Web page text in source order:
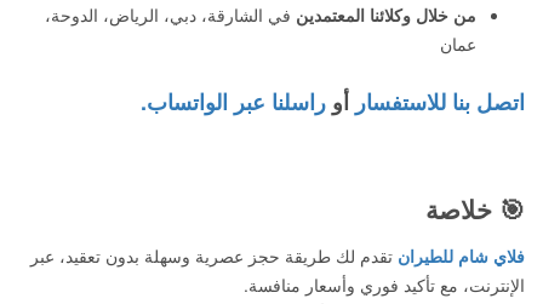
من خلال وكلائنا المعتمدين في الشارقة، دبي، الرياض، الدوحة،
عمان
اتصل بنا للاستفسار أو راسلنا عبر الواتساب.
🎯 خلاصة
فلاي شام للطيران تقدم لك طريقة حجز عصرية وسهلة بدون تعقيد، عبر
الإنترنت، مع تأكيد فوري وأسعار منافسة.